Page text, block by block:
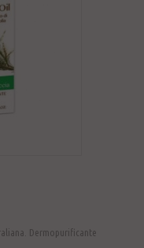
Dermopurificante